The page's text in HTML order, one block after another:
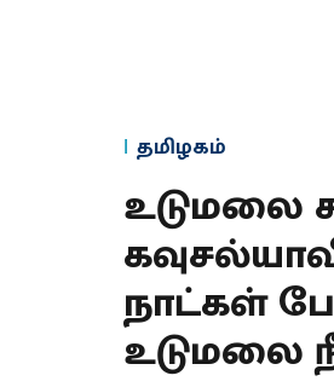
தமிழகம்
உடுமலை
நாட்கள்
உடுமலை